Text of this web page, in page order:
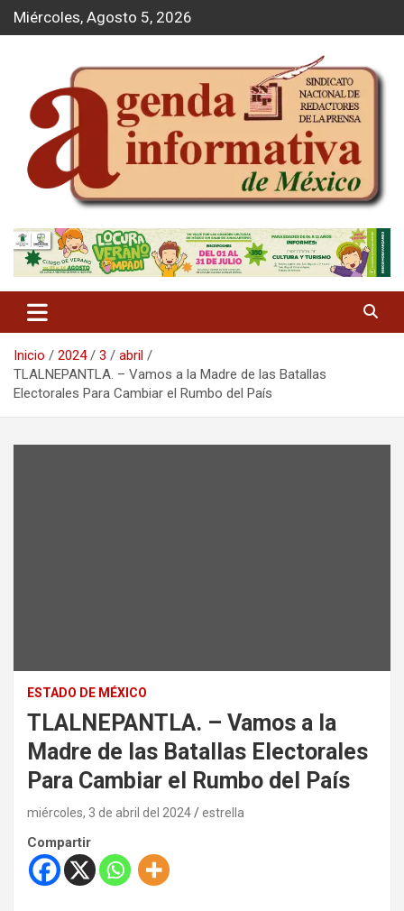
d
Miércoles, Agosto 5, 2026
Agenda Informativa
Inicio 2024 3
abril
TLALNEPANTLA. – Vamos a la Madre de las Batallas
Electorales Para Cambiar el Rumbo del País
ESTADO DE MÉXICO
TLALNEPANTLA. – Vamos a la
Madre de las Batallas Electorales
Para Cambiar el Rumbo del País
miércoles, 3 de abril del 2024 estrella
Compartir